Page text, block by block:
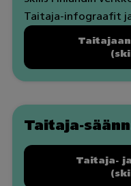
Taitaja-infograafit
Taitaja-
Taitaja-